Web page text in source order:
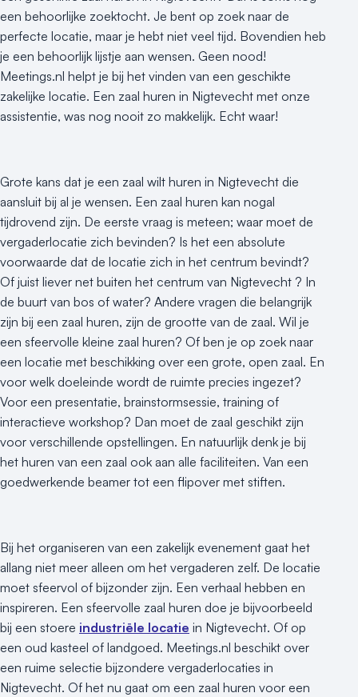
Duurzame locatie
Groene locatie
Heisessie
Hotel
Hybride events
Industriële locatie
Locaties aan zee
Museum
Theater
Varende locatie
een behoorlijke zoektocht. Je bent op zoek naar de
perfecte locatie, maar je hebt niet veel tijd. Bovendien heb
je een behoorlijk lijstje aan wensen. Geen nood!
Meetings.nl helpt je bij het vinden van een geschikte
zakelijke locatie. Een zaal huren in Nigtevecht met onze
assistentie, was nog nooit zo makkelijk. Echt waar!
Grote kans dat je een zaal wilt huren in Nigtevecht die
aansluit bij al je wensen. Een zaal huren kan nogal
tijdrovend zijn. De eerste vraag is meteen; waar moet de
vergaderlocatie zich bevinden? Is het een absolute
voorwaarde dat de locatie zich in het centrum bevindt?
Of juist liever net buiten het centrum van Nigtevecht ? In
de buurt van bos of water? Andere vragen die belangrijk
zijn bij een zaal huren, zijn de grootte van de zaal. Wil je
een sfeervolle kleine zaal huren? Of ben je op zoek naar
een locatie met beschikking over een grote, open zaal. En
voor welk doeleinde wordt de ruimte precies ingezet?
Voor een presentatie, brainstormsessie, training of
interactieve workshop? Dan moet de zaal geschikt zijn
voor verschillende opstellingen. En natuurlijk denk je bij
het huren van een zaal ook aan alle faciliteiten. Van een
goedwerkende beamer tot een flipover met stiften.
Bij het organiseren van een zakelijk evenement gaat het
allang niet meer alleen om het vergaderen zelf. De locatie
moet sfeervol of bijzonder zijn. Een verhaal hebben en
inspireren. Een sfeervolle zaal huren doe je bijvoorbeeld
bij een stoere industriële locatie in Nigtevecht. Of op
een oud kasteel of landgoed. Meetings.nl beschikt over
een ruime selectie bijzondere vergaderlocaties in
Nigtevecht. Of het nu gaat om een zaal huren voor een